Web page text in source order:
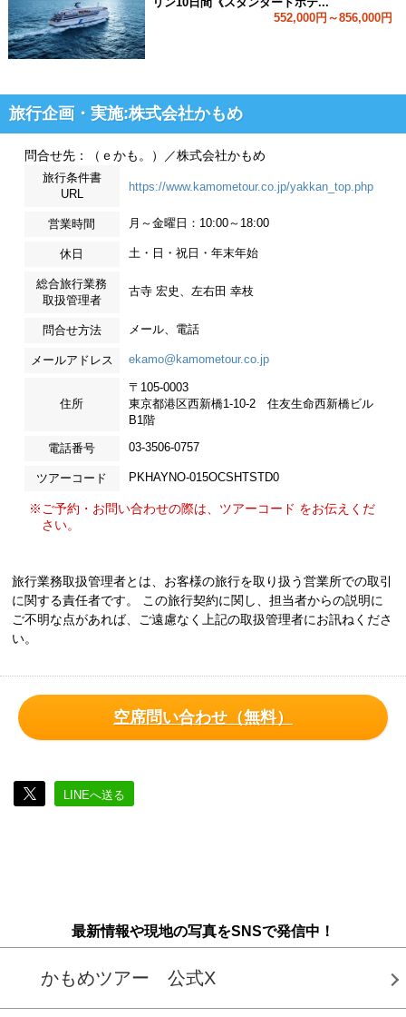
552,000円～856,000円
旅行企画・実施:株式会社かもめ
問合せ先：（ｅかも。）／株式会社かもめ
旅行条件書
URL
https://www.kamometour.co.jp/yakkan_top.php
営業時間 月～金曜日：10:00～18:00
休日 土・日・祝日・年末年始
総合旅行業務
取扱管理者
古寺 宏史、左右田 幸枝
問合せ方法 メール、電話
メールアドレス ekamo@kamometour.co.jp
住所
〒105-0003
東京都港区西新橋1-10-2 住友生命西新橋ビル
B1階
電話番号 03-3506-0757
ツアーコード PKHAYNO-015OCSHTSTD0
※ご予約・お問い合わせの際は、ツアーコード をお伝えくだ
さい。
旅行業務取扱管理者とは、お客様の旅行を取り扱う営業所での取引
に関する責任者です。 この旅行契約に関し、担当者からの説明に
ご不明な点があれば、ご遠慮なく上記の取扱管理者にお訊ねくださ
い。
空席問い合わせ（無料）
LINEへ送る
最新情報や現地の写真をSNSで発信中！
かもめツアー 公式X